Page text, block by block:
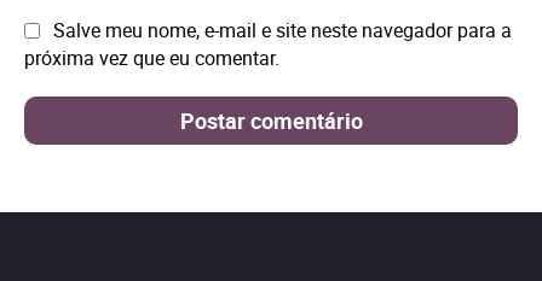
Site: Salve meu nome, e-mail e site neste navegador para a
próxima vez que eu comentar.